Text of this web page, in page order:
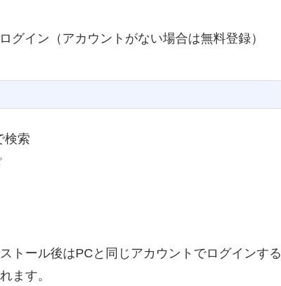
グイン（アカウントがない場合は無料登録）
検索
トール後はPCと同じアカウントでログインする
ます。